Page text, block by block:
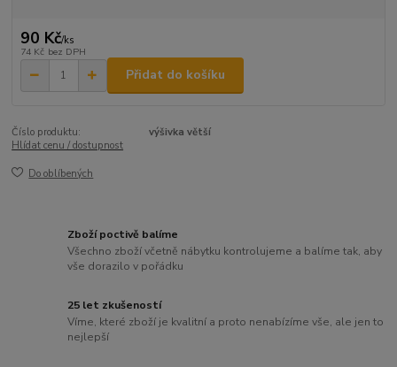
90 Kč/ks
74 Kč bez DPH
Přidat do košíku
Číslo produktu:
výšivka větší
Hlídat cenu / dostupnost
Do oblíbených
Zboží poctivě balíme
Všechno zboží včetně nábytku kontrolujeme a balíme tak, aby
vše dorazilo v pořádku
25 let zkušeností
Víme, které zboží je kvalitní a proto nenabízíme vše, ale jen to
nejlepší